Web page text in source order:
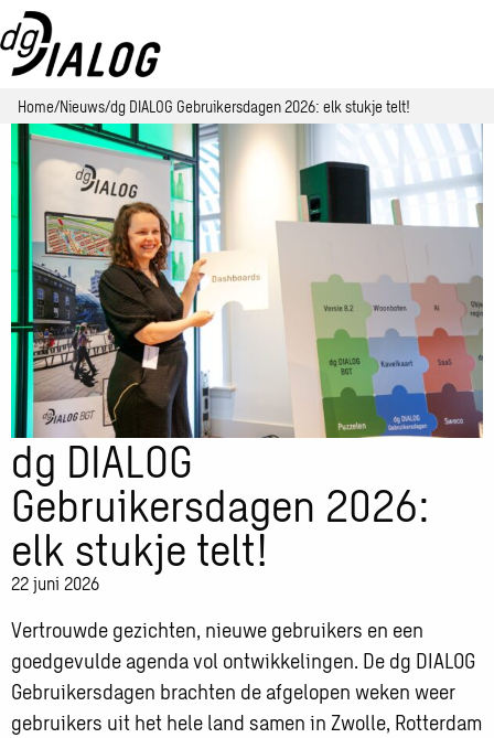
Home Nieuws dg DIALOG Gebruikersdagen 2026: elk stukje telt!
dg DIALOG
Gebruikersdagen 2026:
elk stukje telt!
22 juni 2026
Vertrouwde gezichten, nieuwe gebruikers en een
goedgevulde agenda vol ontwikkelingen. De dg DIALOG
Gebruikersdagen brachten de afgelopen weken weer
gebruikers uit het hele land samen in Zwolle, Rotterdam